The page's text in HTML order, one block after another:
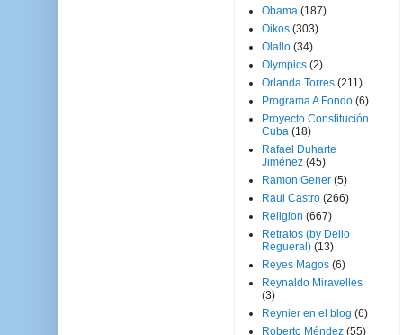
Obama (187)
Oikos (303)
Olallo (34)
Olympics (2)
Orlanda Torres (211)
Programa A Fondo (6)
Proyecto Constitución
Cuba (18)
Rafael Duharte
Jiménez (45)
Ramon Gener (5)
Raul Castro (266)
Religion (667)
Retratos (by Delio
Regueral) (13)
Reyes Magos (6)
Reynaldo Miravelles
(3)
Reynier en el blog (6)
Roberto Méndez (55)